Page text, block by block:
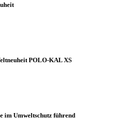
POLO-KAL XS
im Umweltschutz führend